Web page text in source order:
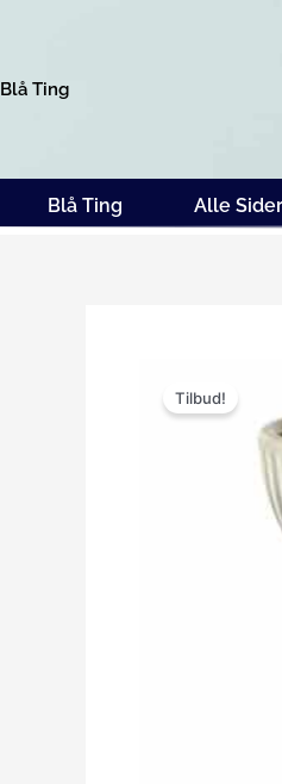
Blå Ting
Blå Ting Alle Sider
Tilbud!